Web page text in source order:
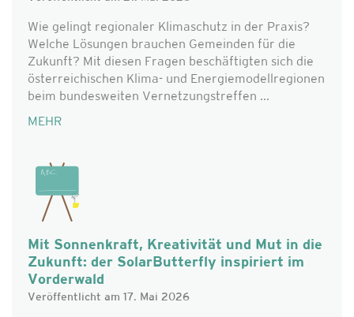
Wie gelingt regionaler Klimaschutz in der Praxis?
Welche Lösungen brauchen Gemeinden für die
Zukunft? Mit diesen Fragen beschäftigten sich die
österreichischen Klima- und Energiemodellregionen
beim bundesweiten Vernetzungstreffen ...
MEHR
Mit Sonnenkraft, Kreativität und Mut in die
Zukunft: der SolarButterfly inspiriert im
Vorderwald
Veröffentlicht am 17. Mai 2026